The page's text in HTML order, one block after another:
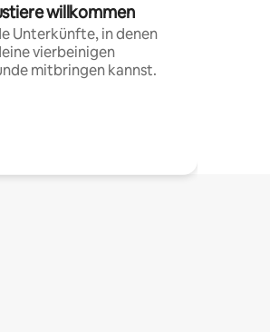
willkommen
Unterkünfte, in denen
vierbeinigen
mitbringen kannst.